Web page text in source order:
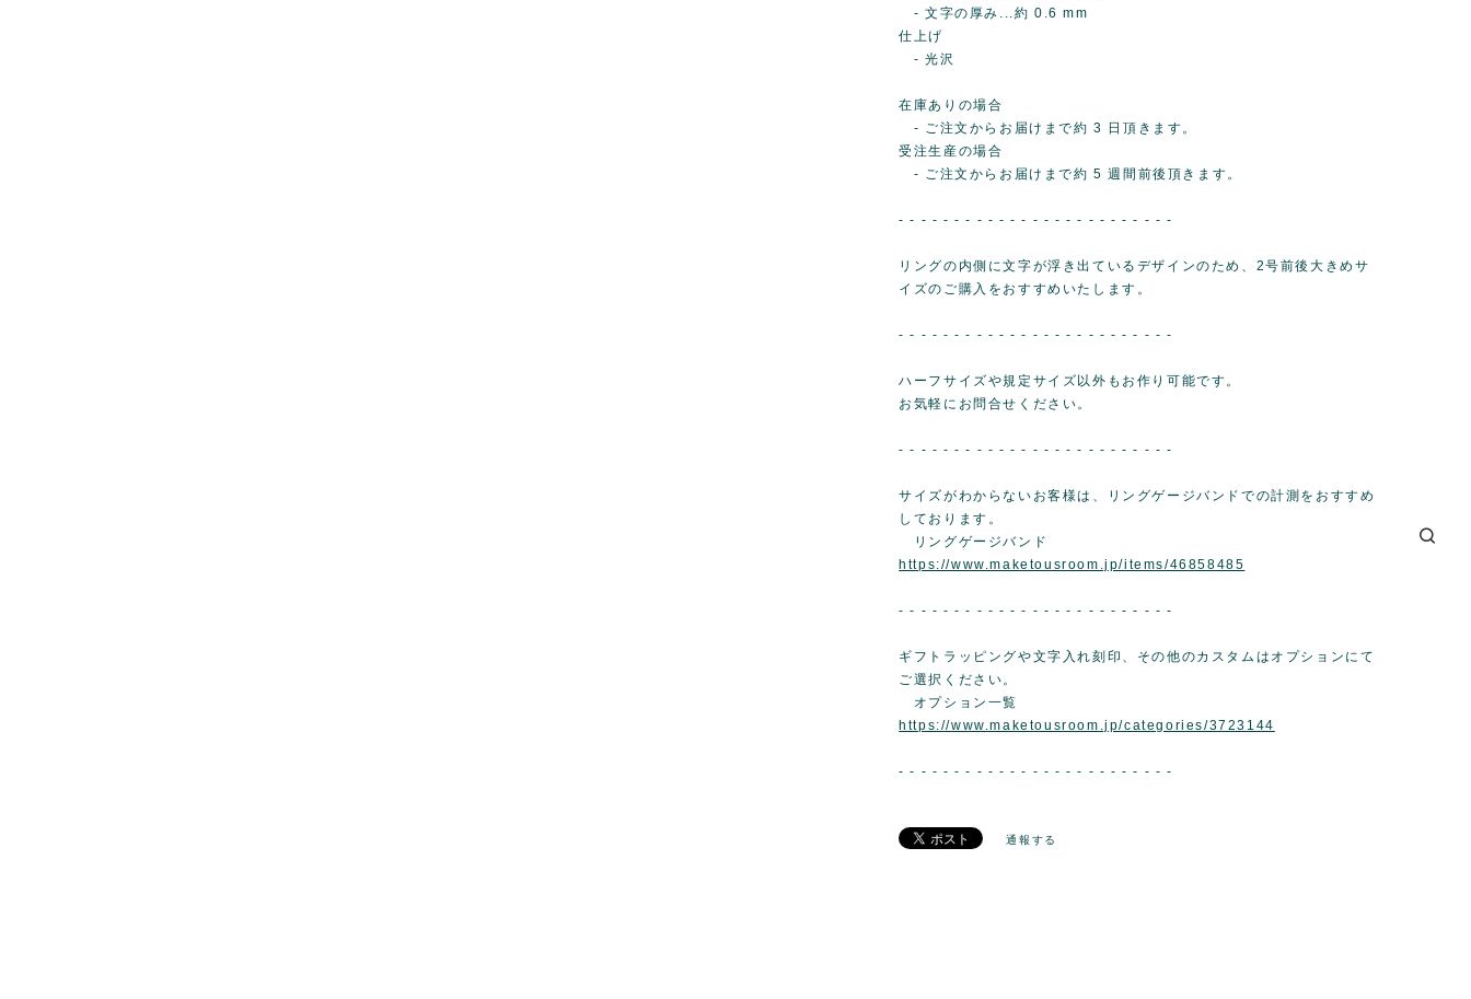
- 文字の厚み...約 0.6 mm
仕上げ
- 光沢
在庫ありの場合
- ご注文からお届けまで約 3 日頂きます。
受注生産の場合
- ご注文からお届けまで約 5 週間前後頂きます。
- - - - - - - - - - - - - - - - - - - - - - - - -
リングの内側に文字が浮き出ているデザインのため、2号前後大きめサ
イズのご購入をおすすめいたします。
- - - - - - - - - - - - - - - - - - - - - - - - -
ハーフサイズや規定サイズ以外もお作り可能です。
お気軽にお問合せください。
- - - - - - - - - - - - - - - - - - - - - - - - -
サイズがわからないお客様は、リングゲージバンドでの計測をおすすめ
しております。
リングゲージバンド
https://www.maketousroom.jp/items/46858485
- - - - - - - - - - - - - - - - - - - - - - - - -
ギフトラッピングや文字入れ刻印、その他のカスタムはオプションにて
ご選択ください。
オプション一覧
https://www.maketousroom.jp/categories/3723144
- - - - - - - - - - - - - - - - - - - - - - - - -
通報する